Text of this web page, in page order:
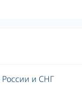
России и СНГ